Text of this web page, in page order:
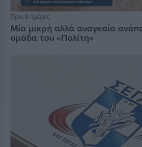
Πριν 9 ημέρες
Μία μικρή αλλά αναγκαία
ομάδα του «Πολίτη»